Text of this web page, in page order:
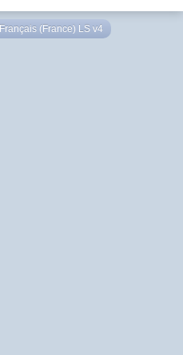
Français (France) LS v4